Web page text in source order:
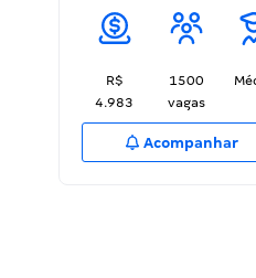
R$
4.983
1500
vagas
Acompanhar